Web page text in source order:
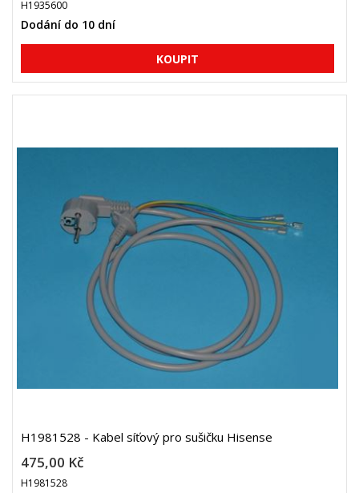
H1935600
Dodání do 10 dní
H1981528 - Kabel síťový pro sušičku Hisense
475,00 Kč
H1981528